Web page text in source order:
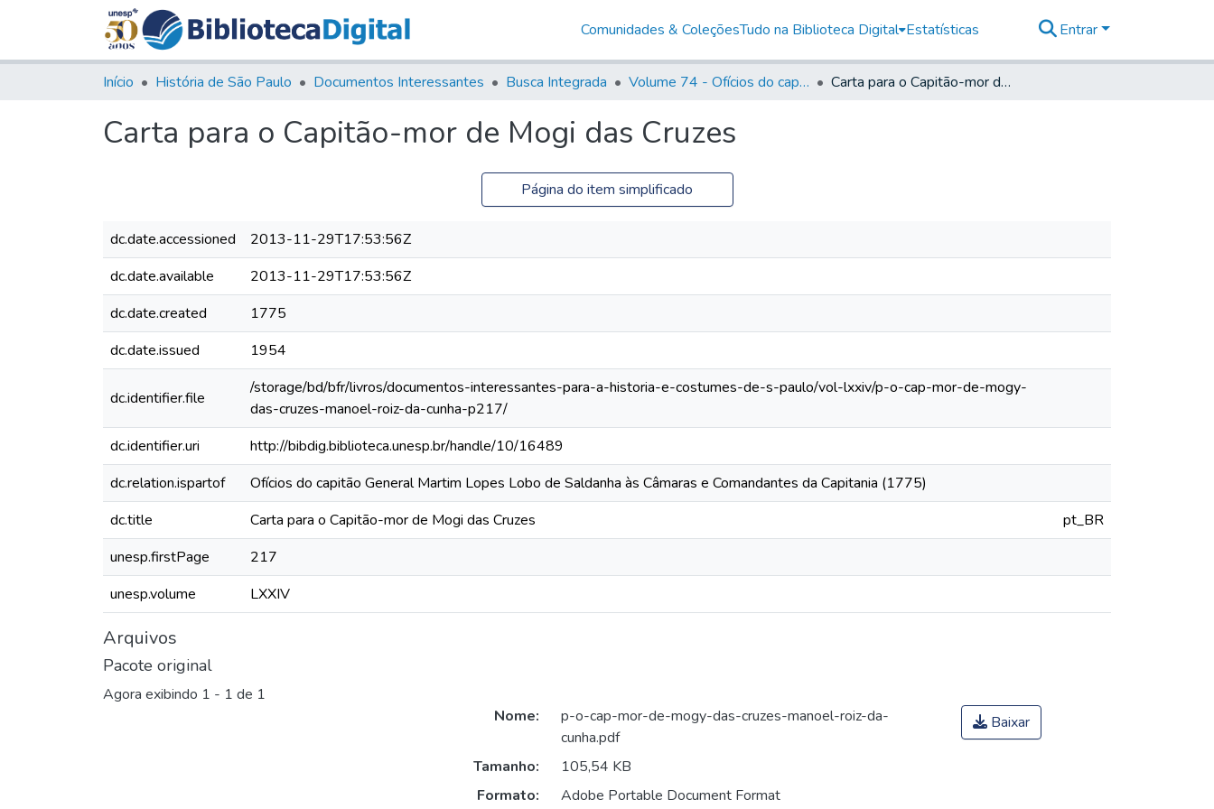
Comunidades & ColeçõesTudo na Biblioteca Digital Estatísticas Entrar
Início História de São Paulo Documentos Interessantes Busca Integrada Volume 74 - Ofícios do capitão General Martim Lopes Lobo de Saldanha às Câmaras e Comandantes da Capitania (1775) Carta para o Capitão-mor de Mogi das Cruzes
Carta para o Capitão-mor de Mogi das Cruzes
Página do item simplificado
dc.date.accessioned
2013-11-29T17:53:56Z
dc.date.available
2013-11-29T17:53:56Z
dc.date.created
1775
dc.date.issued
1954
dc.identifier.file
/storage/bd/bfr/livros/documentos-interessantes-para-a-historia-e-costumes-de-s-paulo/vol-lxxiv/p-o-cap-mor-de-mogy-
das-cruzes-manoel-roiz-da-cunha-p217/
dc.identifier.uri
http://bibdig.biblioteca.unesp.br/handle/10/16489
dc.relation.ispartof
Ofícios do capitão General Martim Lopes Lobo de Saldanha às Câmaras e Comandantes da Capitania (1775)
dc.title
Carta para o Capitão-mor de Mogi das Cruzes
pt_BR
unesp.firstPage
217
unesp.volume
LXXIV
Arquivos
Pacote original
Agora exibindo 1 - 1 de 1
Nome:
p-o-cap-mor-de-mogy-das-cruzes-manoel-roiz-da-
cunha.pdf
Tamanho:
105,54 KB
Formato:
Adobe Portable Document Format
Baixar